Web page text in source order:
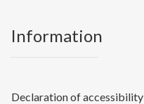
Information
Declaration of accessibility